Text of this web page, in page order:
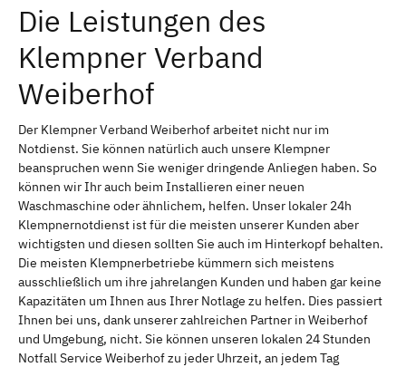
Die Leistungen des
Klempner Verband
Weiberhof
Der Klempner Verband Weiberhof arbeitet nicht nur im
Notdienst. Sie können natürlich auch unsere Klempner
beanspruchen wenn Sie weniger dringende Anliegen haben. So
können wir Ihr auch beim Installieren einer neuen
Waschmaschine oder ähnlichem, helfen. Unser lokaler 24h
Klempnernotdienst ist für die meisten unserer Kunden aber
wichtigsten und diesen sollten Sie auch im Hinterkopf behalten.
Die meisten Klempnerbetriebe kümmern sich meistens
ausschließlich um ihre jahrelangen Kunden und haben gar keine
Kapazitäten um Ihnen aus Ihrer Notlage zu helfen. Dies passiert
Ihnen bei uns, dank unserer zahlreichen Partner in Weiberhof
und Umgebung, nicht. Sie können unseren lokalen 24 Stunden
Notfall Service Weiberhof zu jeder Uhrzeit, an jedem Tag